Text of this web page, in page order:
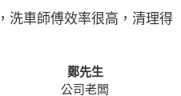
洗車師傅效率很高，清理得
鄭先生
公司老闆